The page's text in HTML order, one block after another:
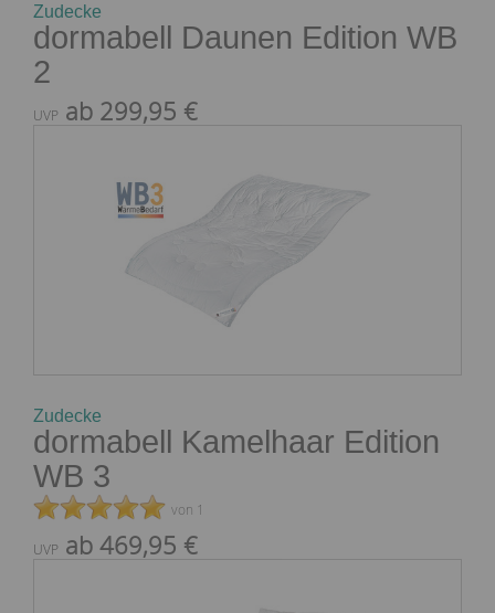
Zudecke
dormabell Daunen Edition WB
2
UVP ab 299,95 €
Zudecke
dormabell Kamelhaar Edition
WB 3
von 1
UVP ab 469,95 €